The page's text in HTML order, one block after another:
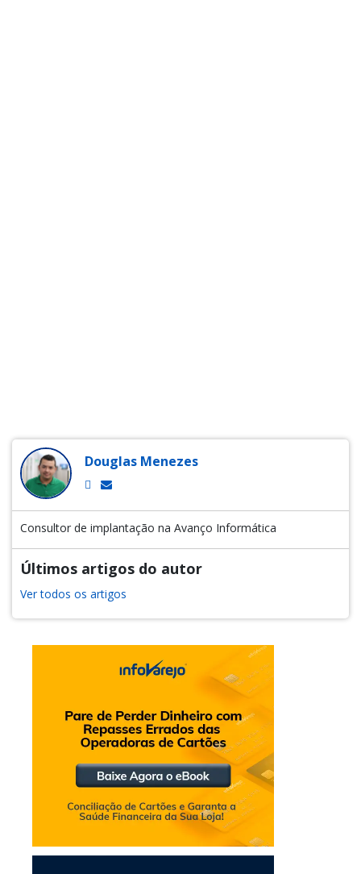
Douglas Menezes
Consultor de implantação na Avanço Informática
Últimos artigos do autor
Ver todos os artigos